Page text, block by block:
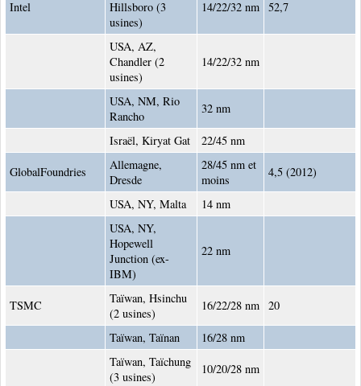
Intel
Hillsboro (3
usines)
14/22/32 nm 52,7
USA, AZ,
Chandler (2
usines)
14/22/32 nm
USA, NM, Rio
Rancho
32 nm
Israël, Kiryat Gat 22/45 nm
GlobalFoundries
Allemagne,
Dresde
28/45 nm et
moins
4,5 (2012)
USA, NY, Malta
14 nm
USA, NY,
Hopewell
Junction (ex-
IBM)
22 nm
TSMC
Taïwan, Hsinchu
(2 usines)
16/22/28 nm 20
Taïwan, Taïnan
16/28 nm
Taïwan, Taïchung
(3 usines)
10/20/28 nm